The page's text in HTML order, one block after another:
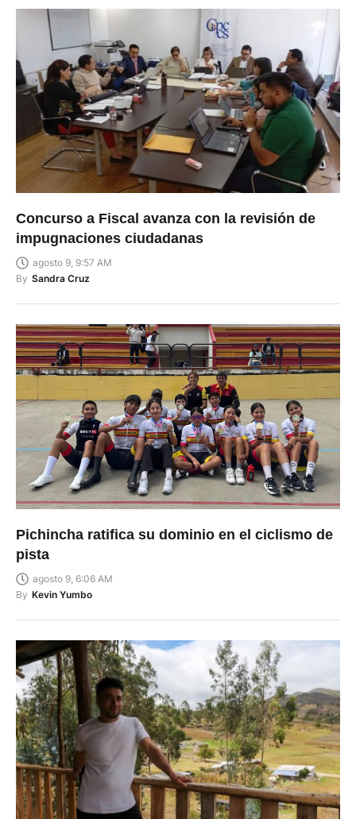
Concurso a Fiscal avanza con la revisión de
impugnaciones ciudadanas
agosto 9, 9:57 AM
By Sandra Cruz
Pichincha ratifica su dominio en el ciclismo de
pista
agosto 9, 6:06 AM
By Kevin Yumbo